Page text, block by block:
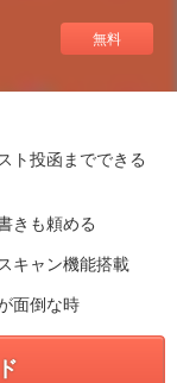
無料
ト投函までできる
きも頼める
キャン機能搭載
面倒な時